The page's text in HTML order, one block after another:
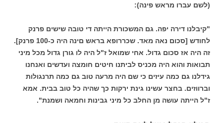
(לשם עברו מראש פינה):
"קיבלנו דירה יפה. גם המשכורת הייתה די טובה שישים פרנק
לחודש [סכום נאה מאד. שכררופא בראש םינה היה כ-100 פרנק].
זה היה אז סכום גדול. אחי שמואל ז"ל היה לו גורן גדול מכל מיני
תבואות והוא היה מכניס לביתנו חיטים חומצה ועדשים ואנחנו
גידלנו גם כמה עיזים כי שם היה מרעה טוב גם כמה תרנגולות
וברווזים. בחצר עשינו גינת ירקות כך שהיה כל טוב בבית. אמא
ז"ל הייתה עושה מן החלב כל מיני גבינות וחמאה ושמנת".